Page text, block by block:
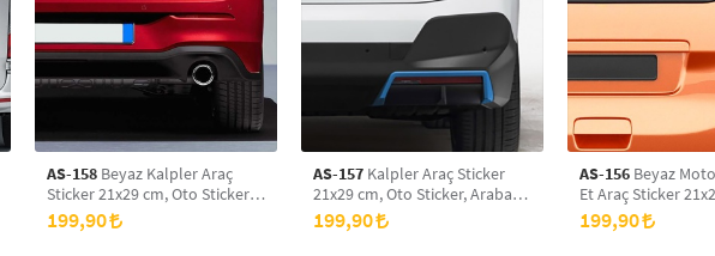
amaçlarla kullanılabilecek araç stickerları, her türlü araca kolayca uygulanabilir
yaratıcı bir ifade biçimi sunar.
AS-158 Beyaz Kalpler Araç
Sticker 21x29 cm, Oto Sticker,
Araba Sticker
199,90
AS-157 Kalpler Araç Sticker
21x29 cm, Oto Sticker, Araba
Sticker
199,90
AS-156 Beyaz
Et Araç Sticker
Sticker, Araba Sticker
199,90